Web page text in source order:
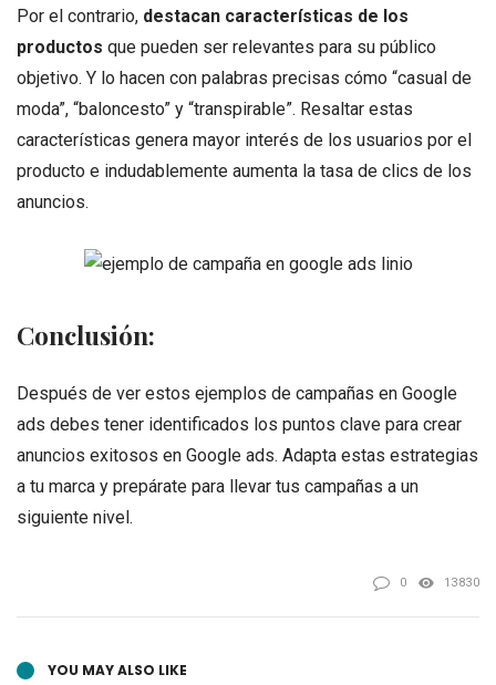
Por el contrario, destacan características de los
productos que pueden ser relevantes para su público
objetivo. Y lo hacen con palabras precisas cómo “casual de
moda”, “baloncesto” y “transpirable”. Resaltar estas
características genera mayor interés de los usuarios por el
producto e indudablemente aumenta la tasa de clics de los
anuncios.
Conclusión:
Después de ver estos ejemplos de campañas en Google
ads debes tener identificados los puntos clave para crear
anuncios exitosos en Google ads. Adapta estas estrategias
a tu marca y prepárate para llevar tus campañas a un
siguiente nivel.
0 13830
YOU MAY ALSO LIKE